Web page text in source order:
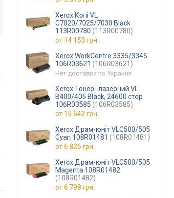
Xerox Копі VL
C7020/7025/7030 Black
113R00780 (113R00780)
от 14 153 грн.
Xerox WorkCentre 3335/3345
106R03621 (106R03621)
Нет доставки по Украине
Xerox Тонер- лазерний VL
B400/405 Black, 24600 стор
106R03585 (106R03585)
от 15 642 грн.
Xerox Драм-юніт VLC500/505
Cyan 108R01481 (108R01481)
от6 826 грн.
Xerox Драм-юніт VLC500/505
Magenta 108R01482
(108R01482)
от6 798 грн.